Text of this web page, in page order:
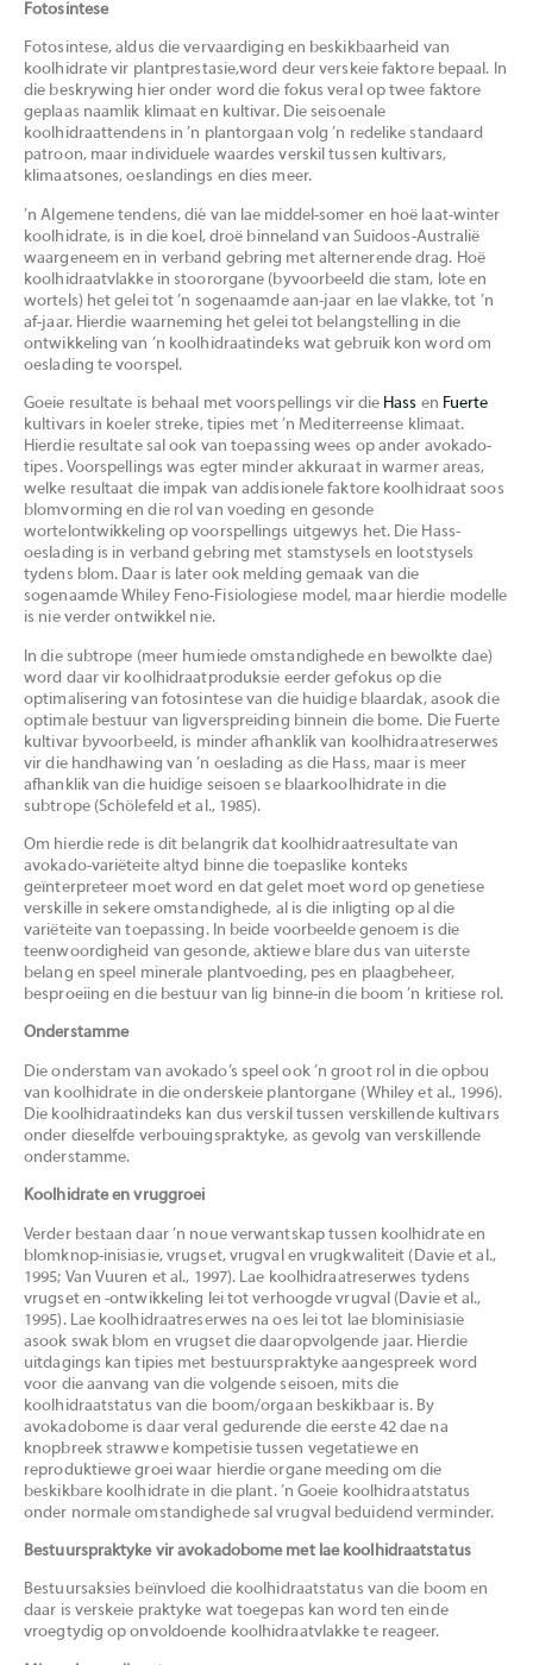
Fotosintese
Fotosintese, aldus die vervaardiging en beskikbaarheid van
koolhidrate vir plantprestasie,word deur verskeie faktore bepaal. In
die beskrywing hier onder word die fokus veral op twee faktore
geplaas naamlik klimaat en kultivar. Die seisoenale
koolhidraattendens in ’n plantorgaan volg ’n redelike standaard
patroon, maar individuele waardes verskil tussen kultivars,
klimaatsones, oeslandings en dies meer.
’n Algemene tendens, dié van lae middel-somer en hoë laat-winter
koolhidrate, is in die koel, droë binneland van Suidoos-Australië
waargeneem en in verband gebring met alternerende drag. Hoë
koolhidraatvlakke in stoororgane (byvoorbeeld die stam, lote en
wortels) het gelei tot ’n sogenaamde aan-jaar en lae vlakke, tot ’n
af-jaar. Hierdie waarneming het gelei tot belangstelling in die
ontwikkeling van ’n koolhidraatindeks wat gebruik kon word om
oeslading te voorspel.
Goeie resultate is behaal met voorspellings vir die Hass en Fuerte
kultivars in koeler streke, tipies met ’n Mediterreense klimaat.
Hierdie resultate sal ook van toepassing wees op ander avokado-
tipes. Voorspellings was egter minder akkuraat in warmer areas,
welke resultaat die impak van addisionele faktore koolhidraat soos
blomvorming en die rol van voeding en gesonde
wortelontwikkeling op voorspellings uitgewys het. Die Hass-
oeslading is in verband gebring met stamstysels en lootstysels
tydens blom. Daar is later ook melding gemaak van die
sogenaamde Whiley Feno-Fisiologiese model, maar hierdie modelle
is nie verder ontwikkel nie.
In die subtrope (meer humiede omstandighede en bewolkte dae)
word daar vir koolhidraatproduksie eerder gefokus op die
optimalisering van fotosintese van die huidige blaardak, asook die
optimale bestuur van ligverspreiding binnein die bome. Die Fuerte
kultivar byvoorbeeld, is minder afhanklik van koolhidraatreserwes
vir die handhawing van ’n oeslading as die Hass, maar is meer
afhanklik van die huidige seisoen se blaarkoolhidrate in die
subtrope (Schölefeld et al., 1985).
Om hierdie rede is dit belangrik dat koolhidraatresultate van
avokado-variëteite altyd binne die toepaslike konteks
geïnterpreteer moet word en dat gelet moet word op genetiese
verskille in sekere omstandighede, al is die inligting op al die
variëteite van toepassing. In beide voorbeelde genoem is die
teenwoordigheid van gesonde, aktiewe blare dus van uiterste
belang en speel minerale plantvoeding, pes en plaagbeheer,
besproeiing en die bestuur van lig binne-in die boom ’n kritiese rol.
Onderstamme
Die onderstam van avokado’s speel ook ’n groot rol in die opbou
van koolhidrate in die onderskeie plantorgane (Whiley et al., 1996).
Die koolhidraatindeks kan dus verskil tussen verskillende kultivars
onder dieselfde verbouingspraktyke, as gevolg van verskillende
onderstamme.
Koolhidrate en vruggroei
Verder bestaan daar ’n noue verwantskap tussen koolhidrate en
blomknop-inisiasie, vrugset, vrugval en vrugkwaliteit (Davie et al.,
1995; Van Vuuren et al., 1997). Lae koolhidraatreserwes tydens
vrugset en -ontwikkeling lei tot verhoogde vrugval (Davie et al.,
1995). Lae koolhidraatreserwes na oes lei tot lae blominisiasie
asook swak blom en vrugset die daaropvolgende jaar. Hierdie
uitdagings kan tipies met bestuurspraktyke aangespreek word
voor die aanvang van die volgende seisoen, mits die
koolhidraatstatus van die boom/orgaan beskikbaar is. By
avokadobome is daar veral gedurende die eerste 42 dae na
knopbreek strawwe kompetisie tussen vegetatiewe en
reproduktiewe groei waar hierdie organe meeding om die
beskikbare koolhidrate in die plant. ’n Goeie koolhidraatstatus
onder normale omstandighede sal vrugval beduidend verminder.
Bestuurspraktyke vir avokadobome met lae koolhidraatstatus
Bestuursaksies beïnvloed die koolhidraatstatus van die boom en
daar is verskeie praktyke wat toegepas kan word ten einde
vroegtydig op onvoldoende koolhidraatvlakke te reageer.